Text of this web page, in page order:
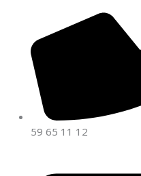
59 65 11 12